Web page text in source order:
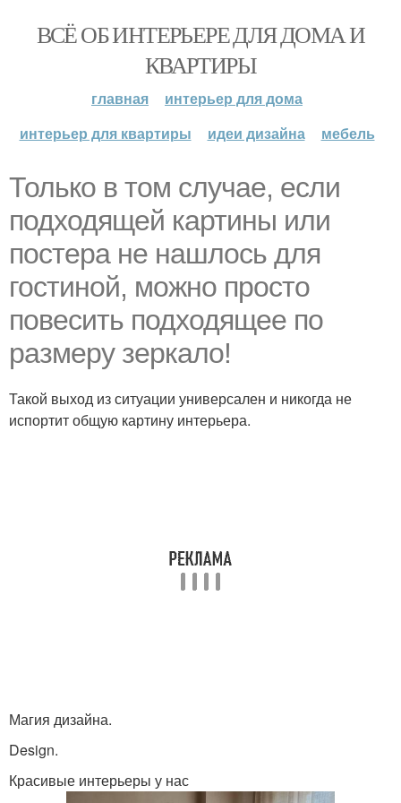
ВСЁ ОБ ИНТЕРЬЕРЕ ДЛЯ ДОМА И
КВАРТИРЫ
главная
интерьер для дома
интерьер для квартиры
идеи дизайна мебель
Только в том случае, если
подходящей картины или
постера не нашлось для
гостиной, можно просто
повесить подходящее по
размеру зеркало!
Такой выход из ситуации универсален и никогда не
испортит общую картину интерьера.
Магия дизайна.
Design.
Красивые интерьеры у нас